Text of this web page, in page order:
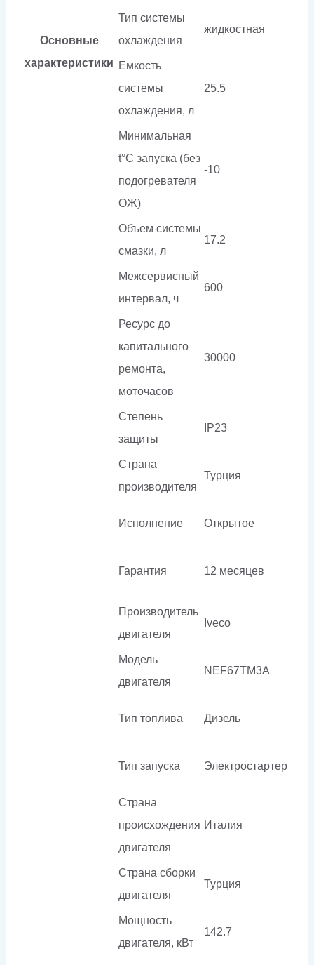
Основные
характеристики
Тип системы
охлаждения
жидкостная
Емкость
системы
охлаждения, л
25.5
Минимальная
t°С запуска (без
подогревателя
ОЖ)
-10
Объем системы
смазки, л
17.2
Межсервисный
интервал, ч
600
Ресурс до
капитального
ремонта,
моточасов
30000
Степень
защиты
IP23
Страна
производителя
Турция
Исполнение Открытое
Гарантия 12 месяцев
Производитель
двигателя
Iveco
Модель
двигателя
NEF67TM3A
Тип топлива Дизель
Тип запуска Электростартер
Страна
происхождения
двигателя
Италия
Страна сборки
двигателя
Турция
Мощность
двигателя, кВт
142.7